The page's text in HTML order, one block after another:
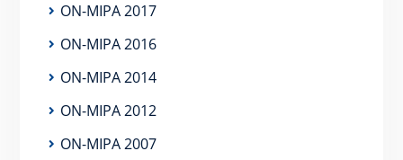
ON-MIPA 2017
ON-MIPA 2016
ON-MIPA 2014
ON-MIPA 2012
ON-MIPA 2007